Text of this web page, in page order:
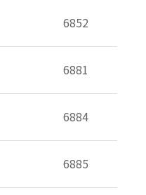
6852
6881
6884
6885